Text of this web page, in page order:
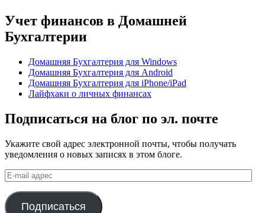
Учет финансов в Домашней
Бухгалтерии
Домашняя Бухгалтерия для Windows
Домашняя Бухгалтерия для Android
Домашняя Бухгалтерия для iPhone/iPad
Лайфхаки о личных финансах
Подписаться на блог по эл. почте
Укажите свой адрес электронной почты, чтобы получать
уведомления о новых записях в этом блоге.
E-
mail
адрес
Подписаться